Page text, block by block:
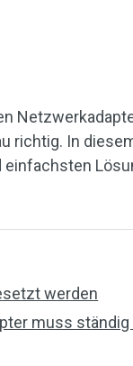
richtig. In
werden
muss